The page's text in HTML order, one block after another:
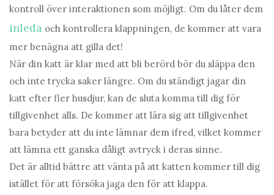
kontroll över interaktionen som möjligt. Om du låter dem
inleda och kontrollera klappningen, de kommer att vara
mer benägna att gilla det!
När din katt är klar med att bli berörd bör du släppa den
och inte trycka saker längre. Om du ständigt jagar din
katt efter fler husdjur, kan de sluta komma till dig för
tillgivenhet alls. De kommer att lära sig att tillgivenhet
bara betyder att du inte lämnar dem ifred, vilket kommer
att lämna ett ganska dåligt avtryck i deras sinne.
Det är alltid bättre att vänta på att katten kommer till dig
istället för att försöka jaga den för att klappa.